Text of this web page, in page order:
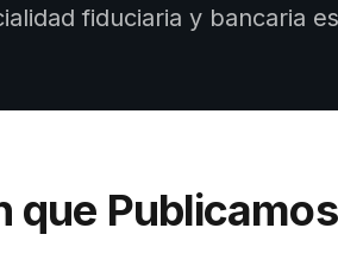
fiduciaria y bancaria
que Publicamos